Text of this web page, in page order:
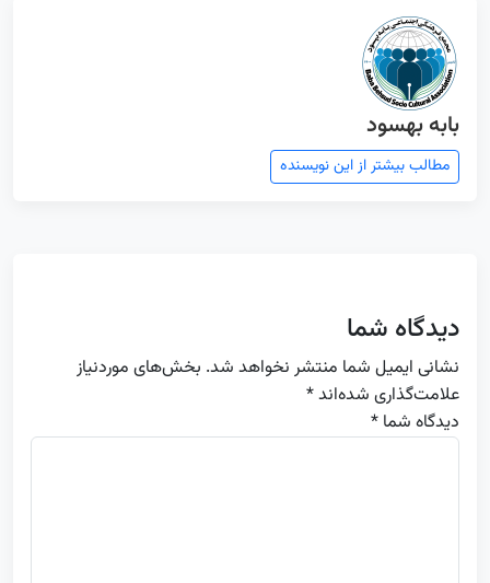
بابه بهسود
مطالب بیشتر از این نویسنده
دیدگاه شما
نشانی ایمیل شما منتشر نخواهد شد. بخش‌های موردنیاز
علامت‌گذاری شده‌اند*
دیدگاه شما *